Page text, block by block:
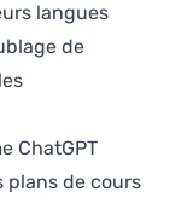
langues
de
ChatGPT
plans de cours